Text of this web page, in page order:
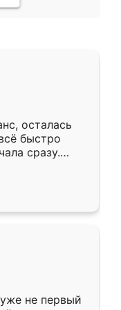
осталась
быстро
сразу.
подошёл к
Собрали
даже
не первый